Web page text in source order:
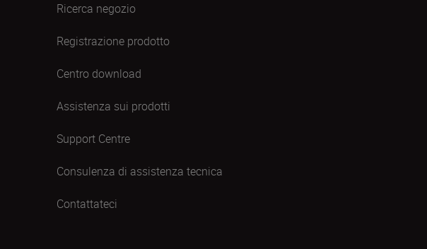
Ricerca negozio
Registrazione prodotto
Centro download
Assistenza sui prodotti
Support Centre
Consulenza di assistenza tecnica
Contattateci